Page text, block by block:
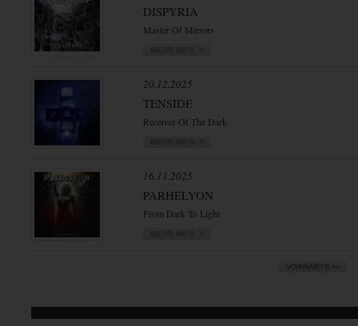
DISPYRIA
Master Of Mirrors
20.12.2025
TENSIDE
Receiver Of The Dark
16.11.2025
PARHELYON
From Dark To Light